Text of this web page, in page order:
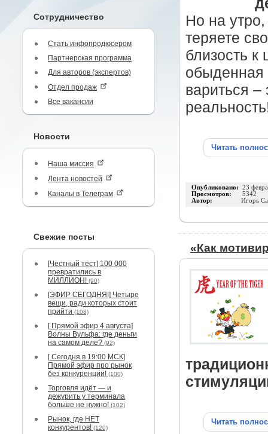
Сотрудничество
Стать инфопродюсером
Партнерская программа
Для авторов (экспертов)
Отдел продаж
Все вакансии
Новости
Наша миссия
Лента новостей
Каналы в Телеграм
Свежие посты
[Честный тест] 100 000
превратились в
МИЛЛИОН! (90)
[ЭФИР СЕГОДНЯ!] Четыре
вещи, ради которых стоит
прийти (108)
[ Прямой эфир 4 августа]
Волны Вульфа: где деньги
на самом деле? (92)
[ Сегодня в 19:00 МСК]
Прямой эфир про рынок
без конкуренции! (100)
Торговля идёт — и
дежурить у терминала
больше не нужно! (102)
Рынок, где НЕТ
конкурентов! (120)
Но на
теряете
близость
обыденная
вариться –
Читать
Опубликовано: 23
Просмотров: 5342
Автор: Игорь
«Как
Читать